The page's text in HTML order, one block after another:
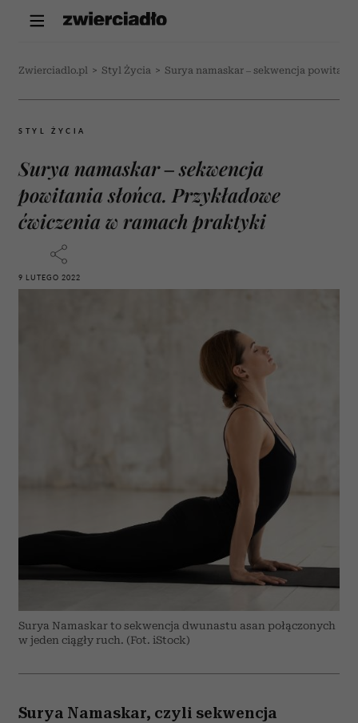
Zwierciadlo.pl > Styl Życia > Surya namaskar – sekwencja
STYL ŻYCIA
Surya namaskar – sekwencja
powitania słońca. Przykładowe
ćwiczenia w ramach praktyki
9 LUTEGO 2022
Surya Namaskar to sekwencja dwunastu asan połączonych
w jeden ciągły ruch. (Fot. iStock)
Surya Namaskar, czyli sekwencja